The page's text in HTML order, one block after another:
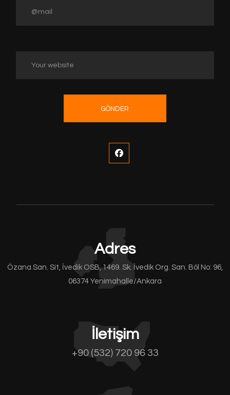
GÖNDER
Adres
Özana San. Sit, İvedik OSB, 1469. Sk. İvedik Org. San. Böl No: 96,
06374 Yenimahalle/Ankara
İletişim
+90 (532) 720 96 33